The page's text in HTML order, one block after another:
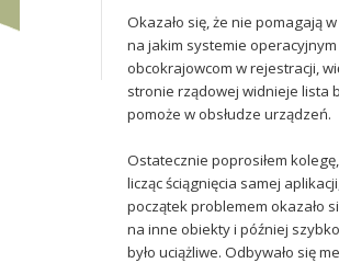
Okazało się, że nie pomagają
na jakim systemie
obcokrajowcom w rejestracji,
stronie rządowej widnieje lista
pomoże w obsłudze urządzeń.
Ostatecznie poprosiłem
licząc ściągnięcia samej
początek problemem okazało
na inne obiekty i później
było uciążliwe. Odbywało się